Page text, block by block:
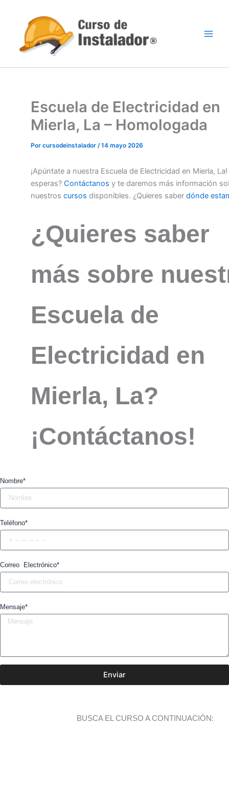
contenido
Escuela de Electricidad en
Mierla, La – Homologada
Por cursodeinstalador /14 mayo 2026
¡Apúntate a nuestra Escuela de Electricidad en Mierla,
esperas? Contáctanos y te daremos más información
nuestros cursos disponibles. ¿Quieres saber dónde
¿Quieres saber
más sobre
Escuela de
Electricidad en
Mierla, La?
¡Contáctanos!
Nombre*
Teléfono*
Correo Electrónico*
Mensaje*
Enviar
BUSCA EL CURSO A CONTINUACIÓN: